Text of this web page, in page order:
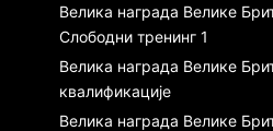
Велика награда Велике
Слободни тренинг 1
Велика награда Велике
квалификације
Велика награда Велике